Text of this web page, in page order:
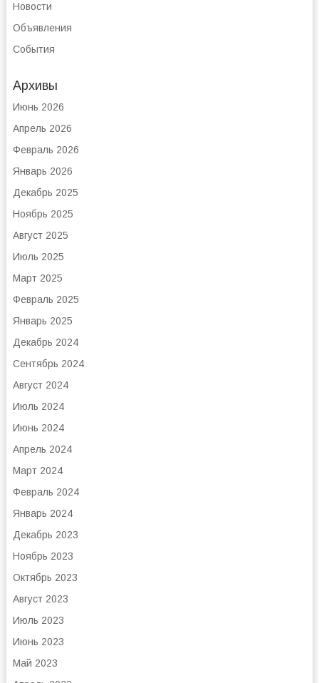
Новости
Объявления
События
Архивы
Июнь 2026
Апрель 2026
Февраль 2026
Январь 2026
Декабрь 2025
Ноябрь 2025
Август 2025
Июль 2025
Март 2025
Февраль 2025
Январь 2025
Декабрь 2024
Сентябрь 2024
Август 2024
Июль 2024
Июнь 2024
Апрель 2024
Март 2024
Февраль 2024
Январь 2024
Декабрь 2023
Ноябрь 2023
Октябрь 2023
Август 2023
Июль 2023
Июнь 2023
Май 2023